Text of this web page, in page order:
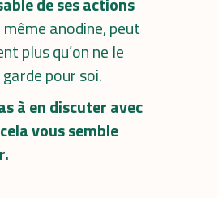
anodine, peut
plus qu’on ne le
pour soi.
à en discuter avec
vous semble